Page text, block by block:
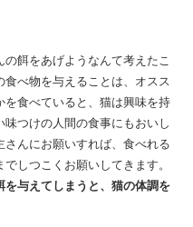
餌をあげようなんて考えたこ
べ物を与えることは、オスス
食べていると、猫は興味を持
つけの人間の食事にもおいし
んにお願いすれば、食べれる
しつこくお願いしてきます。
与えてしまうと、猫の体調を